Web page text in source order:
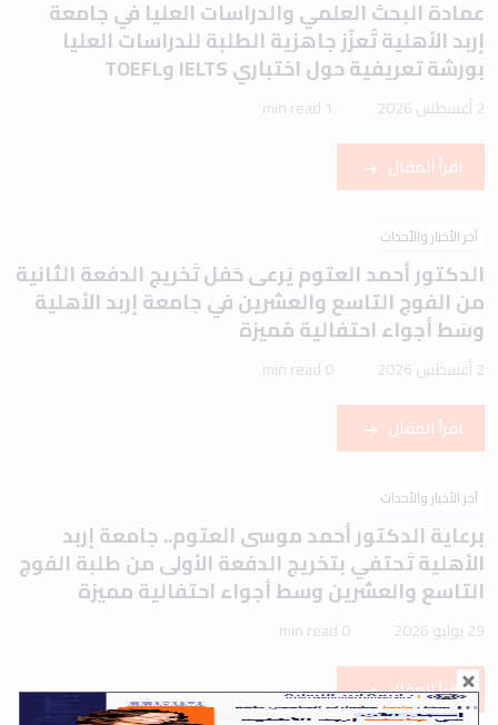
عمادة البحث العلمي والدراسات العليا في جامعة
إربد الأهلية تُعزّز جاهزية الطلبة للدراسات العليا
بورشة تعريفية حول اختباري IELTS وTOEFL
2 أغسطس 2026 1 min read
اقرأ المقال
آخر الأخبار والأحداث
الدكتور أحمد العتوم يَرعى حَفل تَخريج الدفعة الثانية
من الفوج التاسع والعشرين في جامعة إربد الأهلية
وسَط أجواء احتفالية مُميزة
2 أغسطس 2026 0 min read
اقرأ المقال
آخر الأخبار والأحداث
برعاية الدكتور أحمد موسى العتوم.. جامعة إربد
الأهلية تَحتفي بتخريج الدفعة الأولى من طلبة الفوج
التاسع والعشرين وسط أجواء احتفالية مميزة
29 يوليو 2026 0 min read
اقرأ المقال